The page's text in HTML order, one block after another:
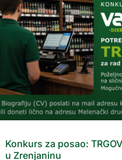
Konkurs za posao:
u Zrenjaninu